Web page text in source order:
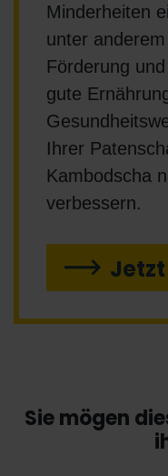
Minderheiten
unter
Förderung
gute
Ihrer
Kambodscha
verbessern.
Sie mögen